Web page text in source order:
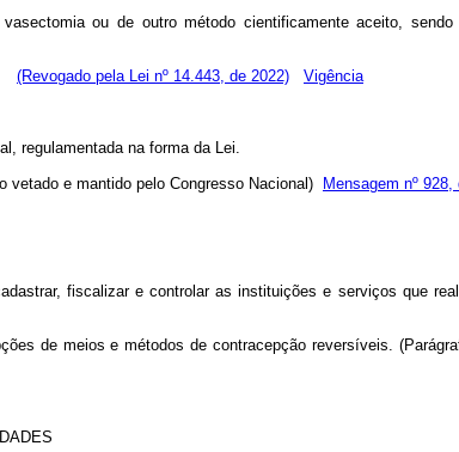
ou de outro método cientificamente aceito,
(Revogado pela Lei nº 14.443, de 2022)
Vigência
regulamentada na forma da Lei.
vetado e mantido pelo Congresso Nacional)
Mensagem nº
fiscalizar e controlar as instituições e serviços que
de meios e métodos de contracepção reversíveis.